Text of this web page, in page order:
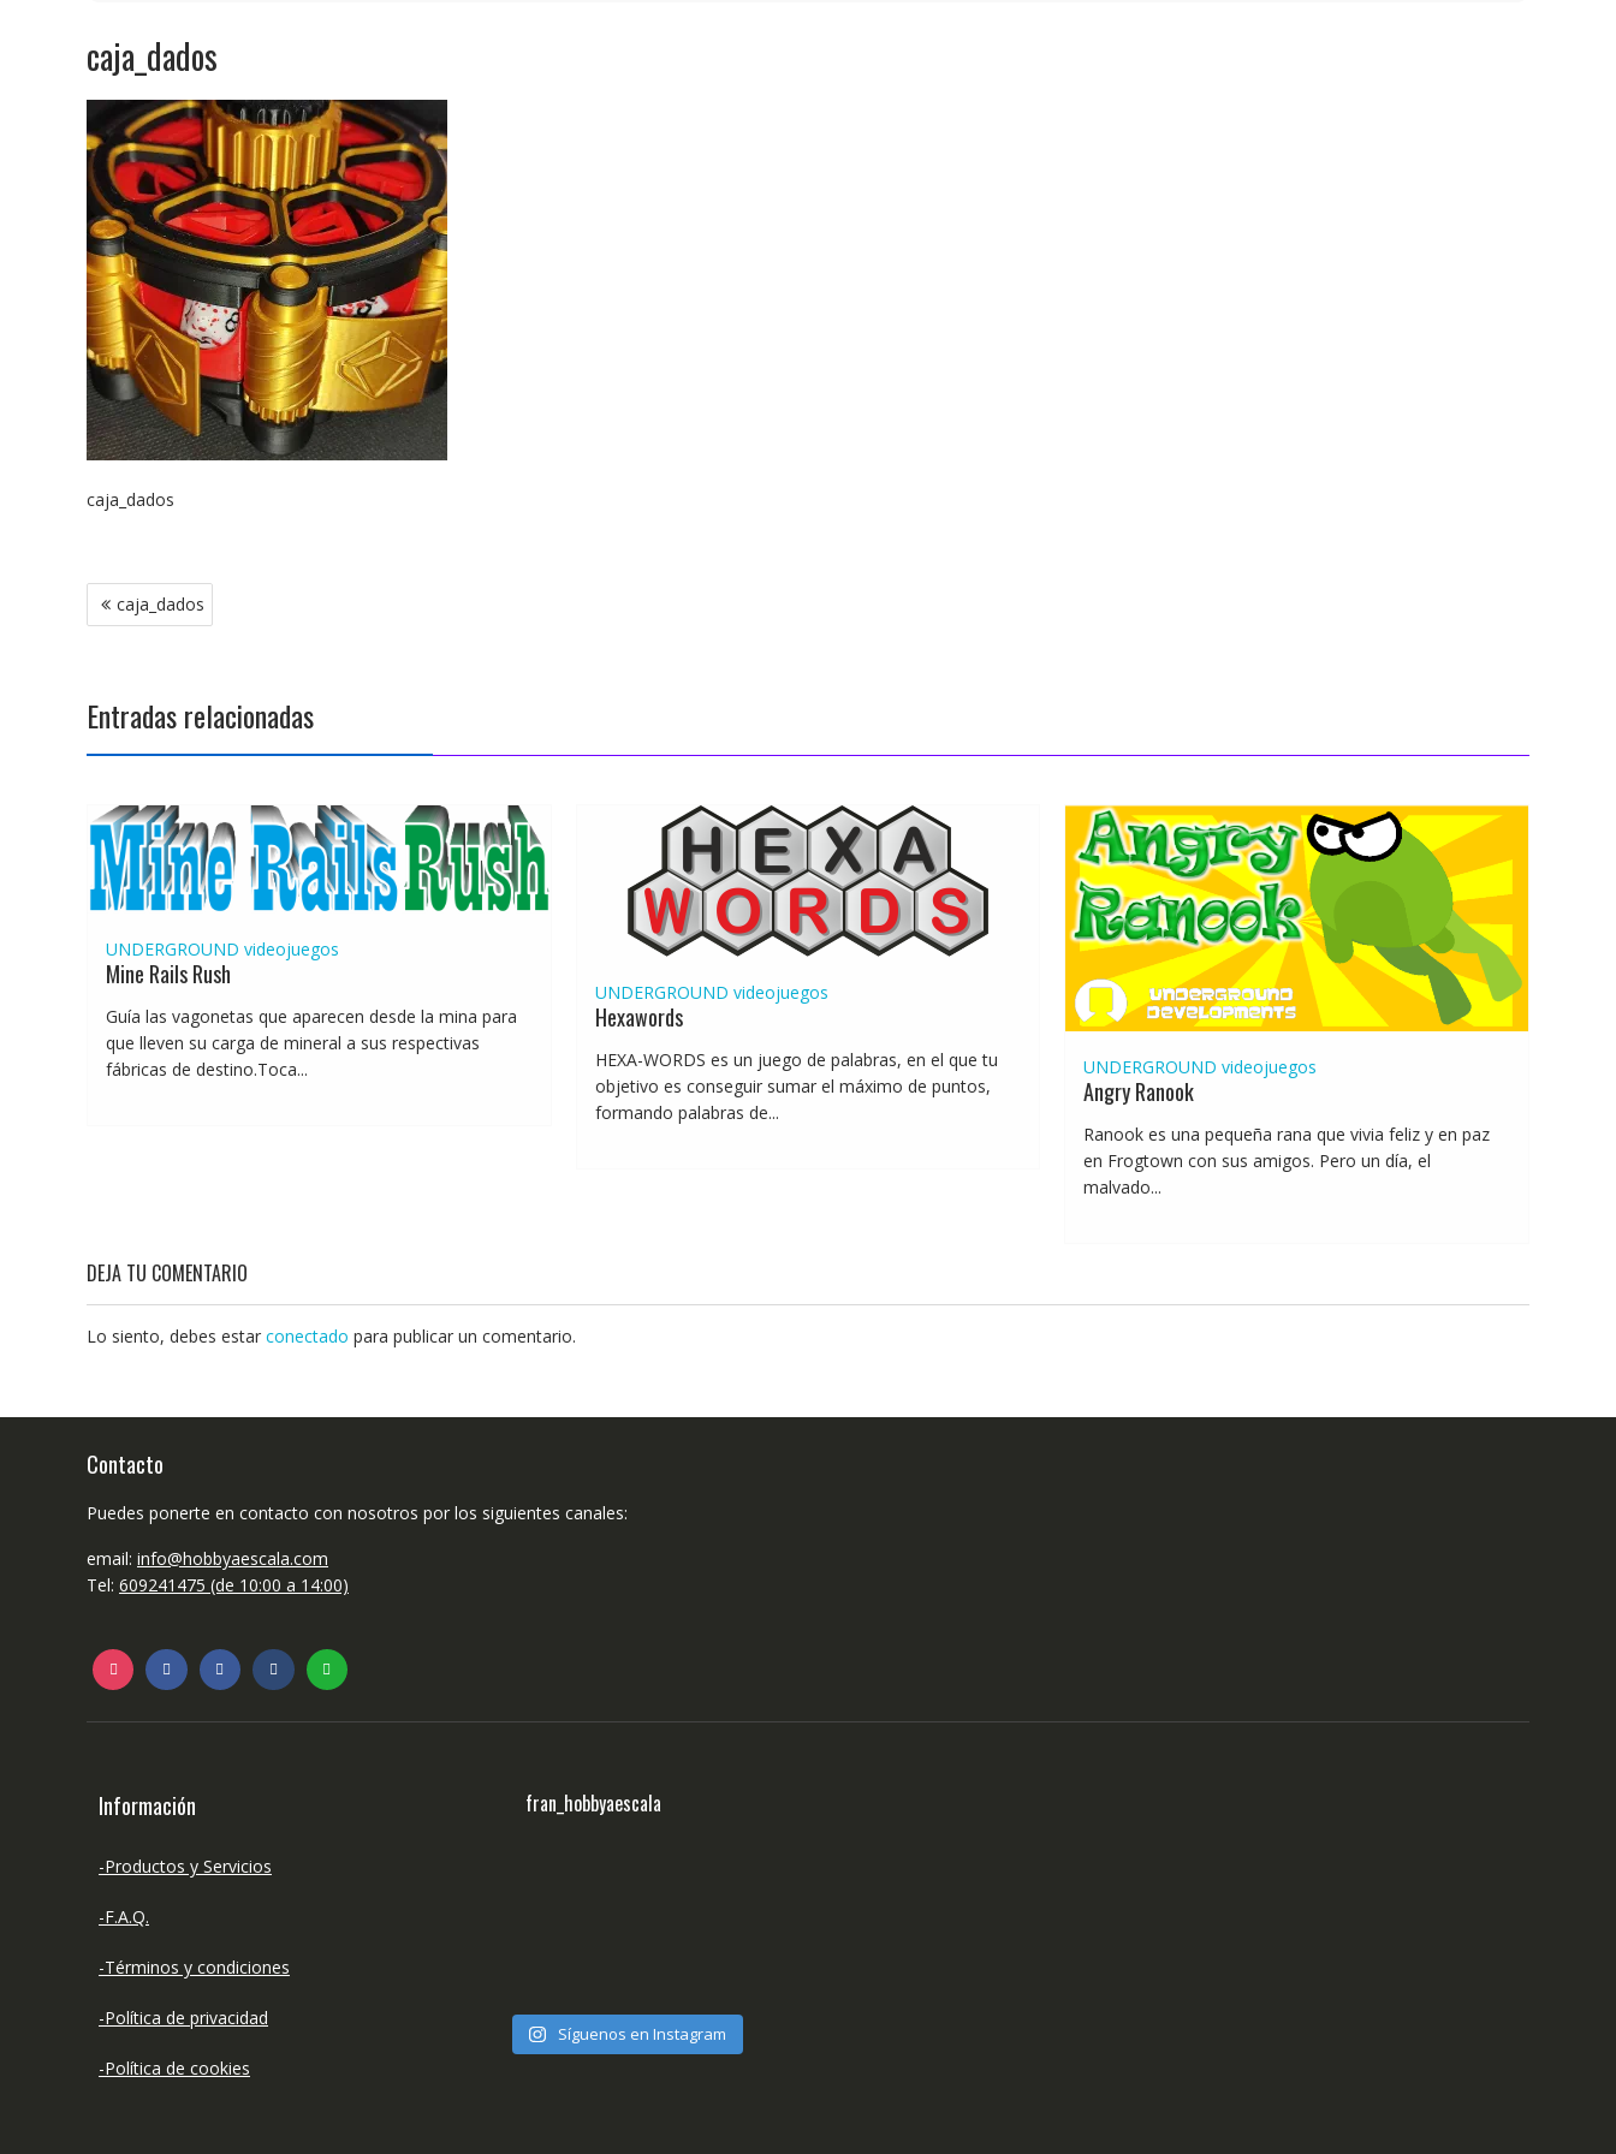
caja_dados
caja_dados
Navegación
de
caja_dados
Entradas relacionadas
UNDERGROUND videojuegos
Mine Rails Rush
Guía las vagonetas que aparecen desde la mina para
que lleven su carga de mineral a sus respectivas
fábricas de destino.Toca...
UNDERGROUND videojuegos
Hexawords
HEXA-WORDS es un juego de palabras, en el que tu
objetivo es conseguir sumar el máximo de puntos,
formando palabras de...
UNDERGROUND videojuegos
Angry Ranook
Ranook es una pequeña rana que vivia feliz y en paz
en Frogtown con sus amigos. Pero un día, el
malvado...
DEJA TU COMENTARIO
Lo siento, debes estar conectado para publicar un comentario.
Contacto
Puedes ponerte en contacto con nosotros por los siguientes canales:
email: info@hobbyaescala.com
Tel: 609241475 (de 10:00 a 14:00)
Información
-Productos y Servicios
-F.A.Q.
-Términos y condiciones
-Política de privacidad
-Política de cookies
fran_hobbyaescala
Síguenos en Instagram